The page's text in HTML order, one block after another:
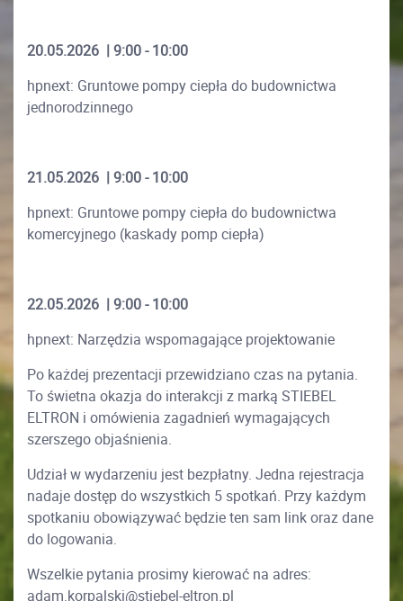
20.05.2026 | 9:00 - 10:00
hpnext: Gruntowe pompy ciepła do budownictwa
jednorodzinnego
21.05.2026 | 9:00 - 10:00
hpnext: Gruntowe pompy ciepła do budownictwa
komercyjnego (kaskady pomp ciepła)
22.05.2026 | 9:00 - 10:00
hpnext: Narzędzia wspomagające projektowanie
Po każdej prezentacji przewidziano czas na pytania.
To świetna okazja do interakcji z marką STIEBEL
ELTRON i omówienia zagadnień wymagających
szerszego objaśnienia.
Udział w wydarzeniu jest bezpłatny. Jedna rejestracja
nadaje dostęp do wszystkich 5 spotkań. Przy każdym
spotkaniu obowiązywać będzie ten sam link oraz dane
do logowania.
Wszelkie pytania prosimy kierować na adres:
adam.korpalski@stiebel-eltron.pl